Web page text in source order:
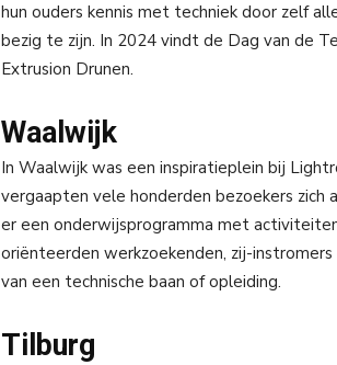
hun ouders kennis met techniek door zelf
bezig te zijn. In 2024 vindt de Dag van de
Extrusion Drunen.
Waalwijk
In Waalwijk was een inspiratieplein bij
vergaapten vele honderden bezoekers zich
er een onderwijsprogramma met
oriënteerden werkzoekenden, zij-
van een technische baan of opleiding.
Tilburg